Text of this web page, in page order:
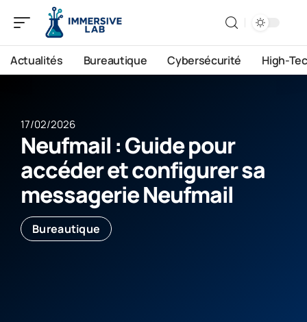
Actualités Bureautique Cybersécurité High-
17/02/2026
Neufmail : Guide pour
accéder et configurer sa
messagerie Neufmail
Bureautique